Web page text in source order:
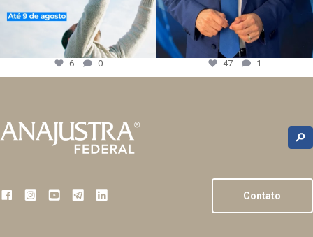
6 0 47 1
Contato